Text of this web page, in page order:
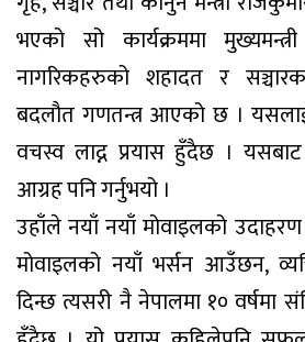
भएको सो कार्यक्रममा
नागरिकहरुको शहादत र
बदलौत गणतन्त्र आएको छ ।
वचस्व लाद्न प्रयास हुँदैछ ।
आग्रह पनि गर्नुभयो ।
उहाँले नयाँ नयाँ मोवाइलको उदाहरण
मोवाइलको नयाँ भर्सन आउँछन,
दिन्छ त्यसरी नै नेपालमा १० वर्षमा